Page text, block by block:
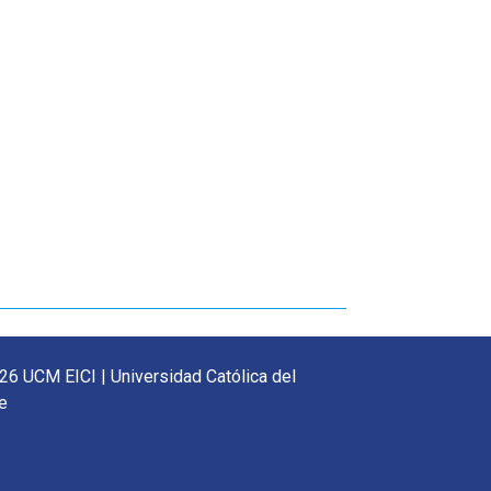
UCM EICI | Universidad Católica del